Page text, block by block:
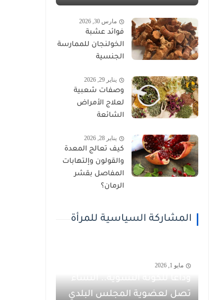
مارس 30, 2026
فوائد عشبة
الخولنجان للممارسة
الجنسية
يناير 29, 2026
وصفات شعبية
لعلاج الأمراض
الشائعة
يناير 28, 2026
كيف تعالج المعدة
والقولون وإلتهابات
المفاصل بقشر
الرمان؟
المشاركة السياسية للمرأة
مايو 1, 2026
وداعاً للكوتة النسوية.. النساء
تصل لعضوية المجلس البلدي